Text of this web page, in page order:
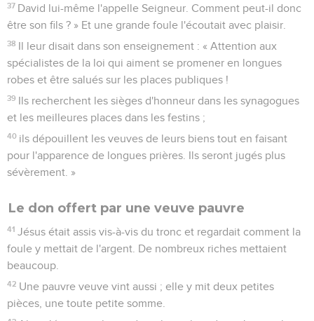
37 David lui-même l'appelle Seigneur. Comment peut-il donc
être son fils ? » Et une grande foule l'écoutait avec plaisir.
38 Il leur disait dans son enseignement : « Attention aux
spécialistes de la loi qui aiment se promener en longues
robes et être salués sur les places publiques !
39 Ils recherchent les sièges d'honneur dans les synagogues
et les meilleures places dans les festins ;
40 ils dépouillent les veuves de leurs biens tout en faisant
pour l'apparence de longues prières. Ils seront jugés plus
sévèrement. »
Le don offert par une veuve pauvre
41 Jésus était assis vis-à-vis du tronc et regardait comment la
foule y mettait de l'argent. De nombreux riches mettaient
beaucoup.
42 Une pauvre veuve vint aussi ; elle y mit deux petites
pièces, une toute petite somme.